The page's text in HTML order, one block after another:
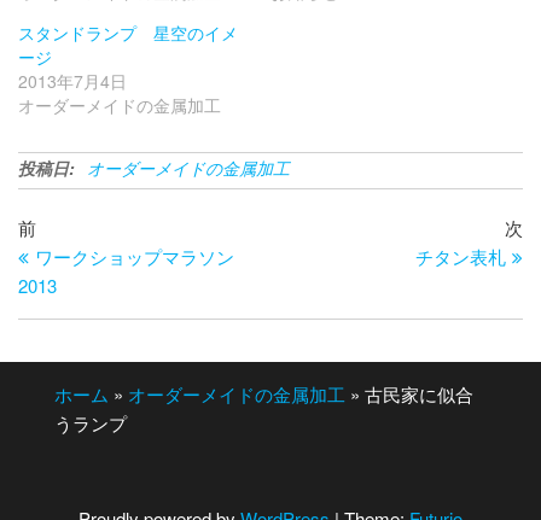
スタンドランプ 星空のイメ
ージ
2013年7月4日
オーダーメイドの金属加工
投稿日: オーダーメイドの金属加工
投
稿
ナ
ビ
過
去
の
投
前
ワークショップマラソン
2013
稿
次
チタン表札
ホーム » オーダーメイドの金属加工 » 古民家に似合
うランプ